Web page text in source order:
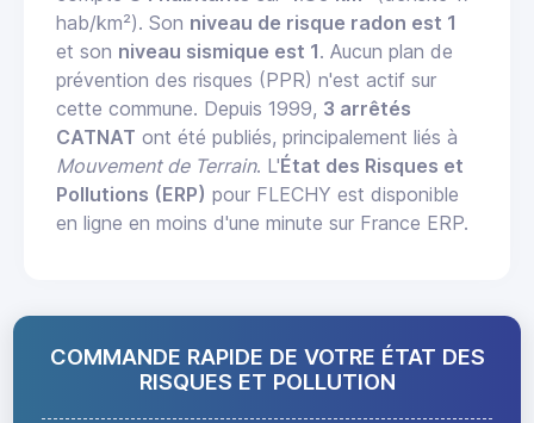
hab/km²). Son niveau de risque radon est 1
et son niveau sismique est 1. Aucun plan de
prévention des risques (PPR) n'est actif sur
cette commune. Depuis 1999, 3 arrêtés
CATNAT ont été publiés, principalement liés à
Mouvement de Terrain. L'État des Risques et
Pollutions (ERP) pour FLECHY est disponible
en ligne en moins d'une minute sur France ERP.
COMMANDE RAPIDE DE VOTRE ÉTAT DES
RISQUES ET POLLUTION